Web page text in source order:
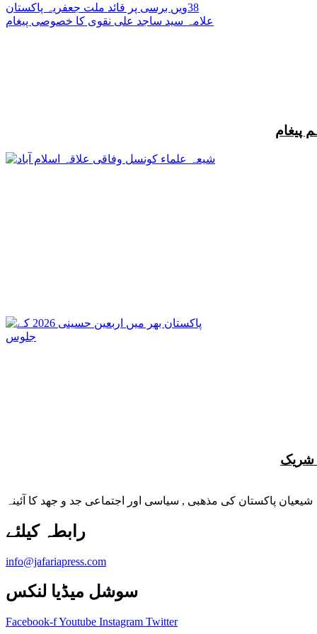
شیعیان پاکستان کی مذهبی , سیاسی اور اجتماعی جد و جهد کا آئینہ
info@jafariapress.com​
سوشل میڈیا لنکس
Facebook-fYoutube Instagram Twitter